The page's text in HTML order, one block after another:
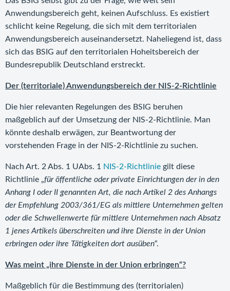
Anwendungsbereich geht, keinen Aufschluss. Es existiert
schlicht keine Regelung, die sich mit dem territorialen
Anwendungsbereich auseinandersetzt. Naheliegend ist, dass
sich das BSIG auf den territorialen Hoheitsbereich der
Bundesrepublik Deutschland erstreckt.
Der (territoriale) Anwendungsbereich der NIS-2-Richtlinie
Die hier relevanten Regelungen des BSIG beruhen
maßgeblich auf der Umsetzung der NIS-2-Richtlinie. Man
könnte deshalb erwägen, zur Beantwortung der
vorstehenden Frage in der NIS-2-Richtlinie zu suchen.
Nach Art. 2 Abs. 1 UAbs. 1 NIS-2-Richtlinie gilt diese
Richtlinie „für öffentliche oder private Einrichtungen der in den
Anhang I oder II genannten Art, die nach Artikel 2 des Anhangs
der Empfehlung 2003/361/EG als mittlere Unternehmen gelten
oder die Schwellenwerte für mittlere Unternehmen nach Absatz
1 jenes Artikels überschreiten und ihre Dienste in der Union
erbringen oder ihre Tätigkeiten dort ausüben“.
Was meint „ihre Dienste in der Union erbringen“?
Maßgeblich für die Bestimmung des (territorialen)